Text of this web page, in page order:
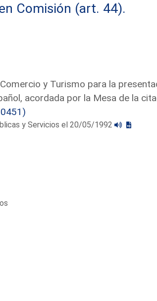
Comisión (art. 44).
y Turismo para la
acordada por la Mesa de la
y Servicios el 20/05/1992